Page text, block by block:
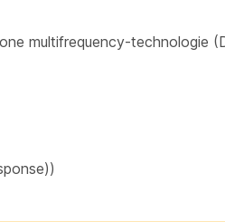
multifrequency-technologie